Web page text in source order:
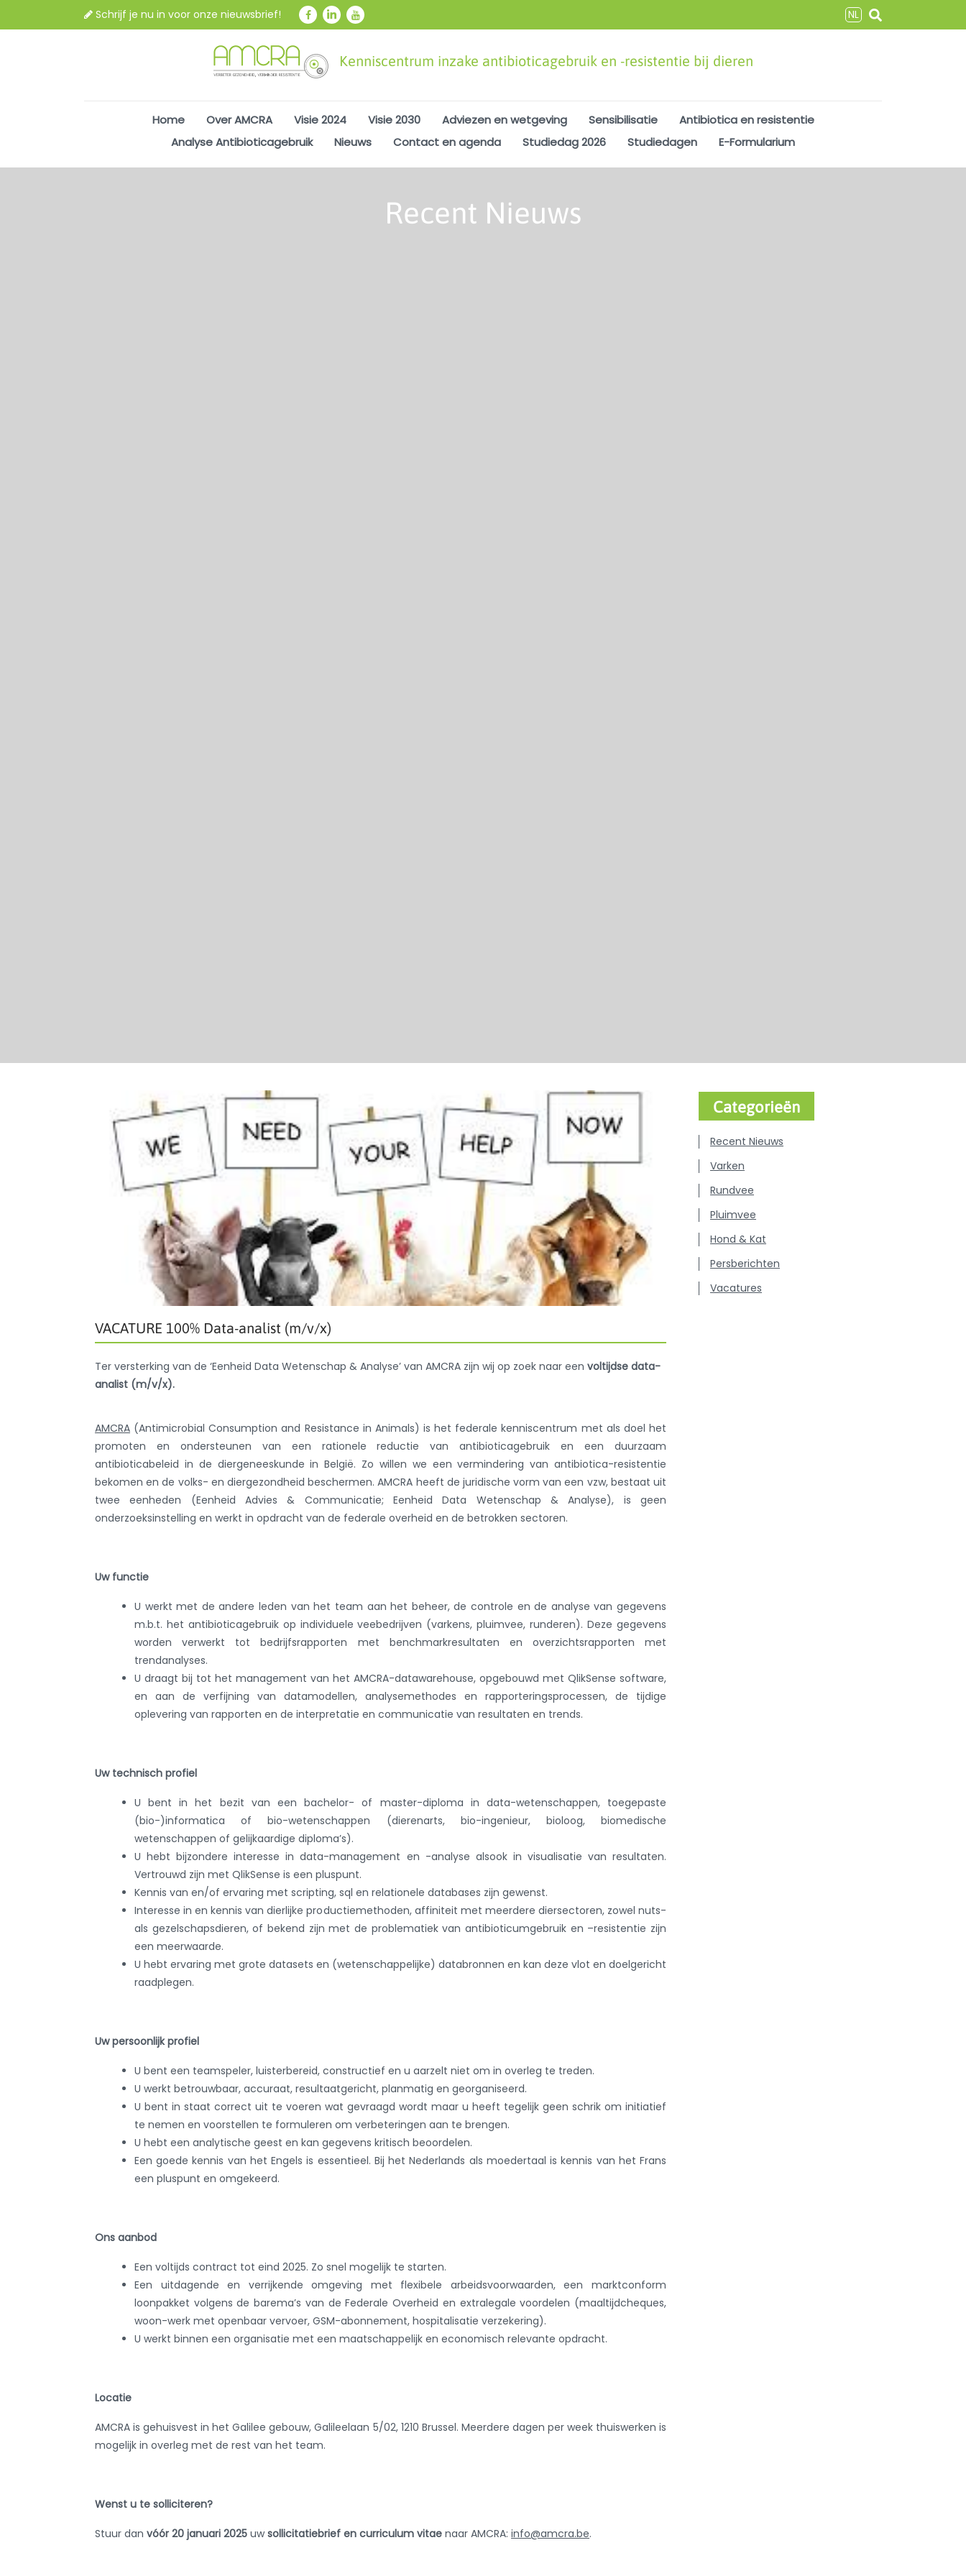
Schrijf je nu in voor onze nieuwsbrief! NL
Kenniscentrum inzake antibioticagebruik en -resistentie bij dieren
Home Over AMCRA Visie 2024 Visie 2030 Adviezen en wetgeving Sensibilisatie
Antibiotica en resistentie
Analyse Antibioticagebruik
Nieuws Contact en agenda Studiedag 2026 Studiedagen E-Formularium
Recent Nieuws
VACATURE 100% Data-analist (m/v/x)
Ter versterking van de ‘Eenheid Data Wetenschap & Analyse’ van AMCRA zijn wij op zoek naar een voltijdse data-
analist (m/v/x).
AMCRA (Antimicrobial Consumption and Resistance in Animals) is het federale kenniscentrum met als doel het
promoten en ondersteunen van een rationele reductie van antibioticagebruik en een duurzaam
antibioticabeleid in de diergeneeskunde in België. Zo willen we een vermindering van antibiotica-resistentie
bekomen en de volks- en diergezondheid beschermen. AMCRA heeft de juridische vorm van een vzw, bestaat uit
twee eenheden (Eenheid Advies & Communicatie; Eenheid Data Wetenschap & Analyse), is geen
onderzoeksinstelling en werkt in opdracht van de federale overheid en de betrokken sectoren.
Uw functie
U werkt met de andere leden van het team aan het beheer, de controle en de analyse van gegevens
m.b.t. het antibioticagebruik op individuele veebedrijven (varkens, pluimvee, runderen). Deze gegevens
worden verwerkt tot bedrijfsrapporten met benchmarkresultaten en overzichtsrapporten met
trendanalyses.
U draagt bij tot het management van het AMCRA-datawarehouse, opgebouwd met QlikSense software,
en aan de verfijning van datamodellen, analysemethodes en rapporteringsprocessen, de tijdige
oplevering van rapporten en de interpretatie en communicatie van resultaten en trends.
Uw technisch profiel
U bent in het bezit van een bachelor- of master-diploma in data-wetenschappen, toegepaste
(bio-)informatica of bio-wetenschappen (dierenarts, bio-ingenieur, bioloog, biomedische
wetenschappen of gelijkaardige diploma’s).
U hebt bijzondere interesse in data-management en -analyse alsook in visualisatie van resultaten.
Vertrouwd zijn met QlikSense is een pluspunt.
Kennis van en/of ervaring met scripting, sql en relationele databases zijn gewenst.
Interesse in en kennis van dierlijke productiemethoden, affiniteit met meerdere diersectoren, zowel nuts-
als gezelschapsdieren, of bekend zijn met de problematiek van antibioticumgebruik en –resistentie zijn
een meerwaarde.
U hebt ervaring met grote datasets en (wetenschappelijke) databronnen en kan deze vlot en doelgericht
raadplegen.
Uw persoonlijk profiel
U bent een teamspeler, luisterbereid, constructief en u aarzelt niet om in overleg te treden.
U werkt betrouwbaar, accuraat, resultaatgericht, planmatig en georganiseerd.
U bent in staat correct uit te voeren wat gevraagd wordt maar u heeft tegelijk geen schrik om initiatief
te nemen en voorstellen te formuleren om verbeteringen aan te brengen.
U hebt een analytische geest en kan gegevens kritisch beoordelen.
Een goede kennis van het Engels is essentieel. Bij het Nederlands als moedertaal is kennis van het Frans
een pluspunt en omgekeerd.
Ons aanbod
Een voltijds contract tot eind 2025. Zo snel mogelijk te starten.
Een uitdagende en verrijkende omgeving met flexibele arbeidsvoorwaarden, een marktconform
loonpakket volgens de barema’s van de Federale Overheid en extralegale voordelen (maaltijdcheques,
woon-werk met openbaar vervoer, GSM-abonnement, hospitalisatie verzekering).
U werkt binnen een organisatie met een maatschappelijk en economisch relevante opdracht.
Locatie
AMCRA is gehuisvest in het Galilee gebouw, Galileelaan 5/02, 1210 Brussel. Meerdere dagen per week thuiswerken is
mogelijk in overleg met de rest van het team.
Wenst u te solliciteren?
Stuur dan vóór 20 januari 2025 uwsollicitatiebrief en curriculum vitae naar AMCRA: info@amcra.be.
Categorieën
Recent Nieuws
Varken
Rundvee
Pluimvee
Hond & Kat
Persberichten
Vacatures